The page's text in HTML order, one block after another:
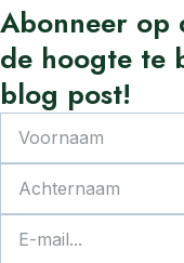
Abonneer op
de hoogte te
blog post!